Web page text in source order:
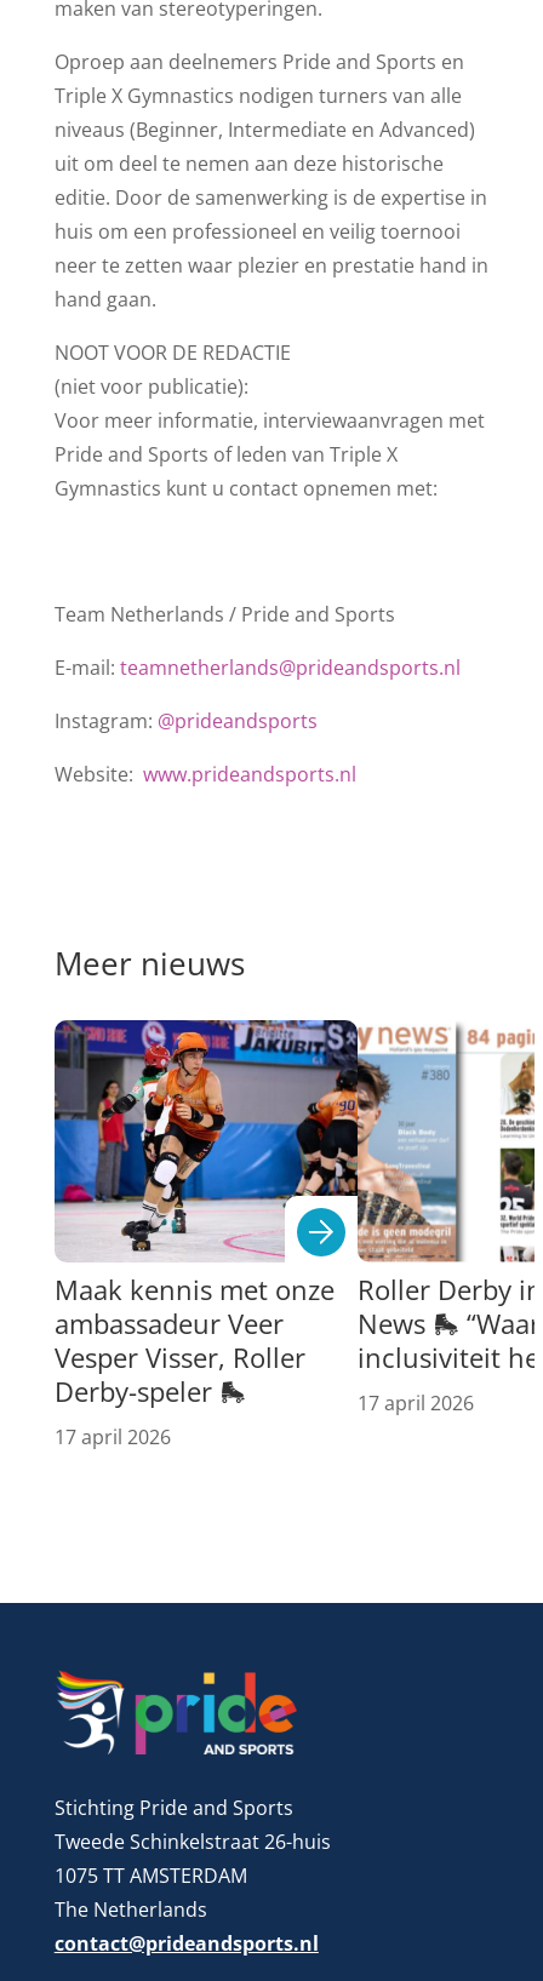
maken van stereotyperingen.
Oproep aan deelnemers Pride and Sports en
Triple X Gymnastics nodigen turners van alle
niveaus (Beginner, Intermediate en Advanced)
uit om deel te nemen aan deze historische
editie. Door de samenwerking is de expertise in
huis om een professioneel en veilig toernooi
neer te zetten waar plezier en prestatie hand in
hand gaan.
NOOT VOOR DE REDACTIE
(niet voor publicatie):
Voor meer informatie, interviewaanvragen met
Pride and Sports of leden van Triple X
Gymnastics kunt u contact opnemen met:
Team Netherlands / Pride and Sports
E-mail: teamnetherlands@prideandsports.nl
Instagram: @prideandsports
Website: www.prideandsports.nl
Meer nieuws
Maak kennis met onze
ambassadeur Veer
Vesper Visser, Roller
Derby-speler 🛼
17 april 2026
Roller Derby
News 🛼
inclusiviteit
17 april 2026
Stichting Pride and Sports
Tweede Schinkelstraat 26-huis
1075 TT AMSTERDAM
The Netherlands
contact@prideandsports.nl